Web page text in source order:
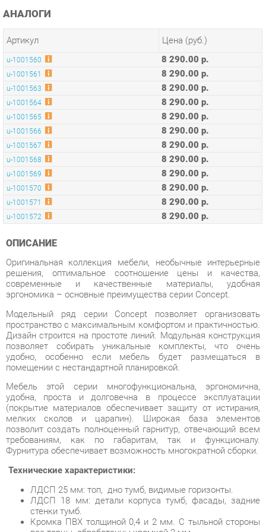
u-1001561 8 290.00 р.
8 290.00 р.
8 290.00 р.
8 290.00 р.
u-1001567 8 290.00 р.
u-1001568 8 290.00 р.
u-1001569 8 290.00 р.
u-1001570 8 290.00 р.
u-1001571 8 290.00 р.
u-1001572 8 290.00 р.
ОПИСАНИЕ
Оригинальная коллекция мебели, необычные интерьерные
современные и качественные материалы, удобная
Модельный ряд серии Concept позволяет организовать
пространство с максимальным комфортом и практичностью.
Дизайн строится на простоте линий. Модульная конструкция
позволяет собирать уникальные комплекты, что очень
удобно, особенно если мебель будет размещаться в
помещении с нестандартной планировкой.
Мебель этой серии многофункциональна, эргономична,
удобна, проста и долговечна в процессе эксплуатации
(покрытие материалов обеспечивает защиту от истирания,
мелких сколов и царапин). Широкая база элементов
позволит создать полноценный гарнитур, отвечающий всем
требованиям, как по габаритам, так и функционалу.
Фурнитура обеспечивает возможность многократной сборки.
Технические характеристики:
ЛДСП 25 мм: топ, дно тумб, видимые горизонты.
ЛДСП 18 мм: детали корпуса тумб, фасады, задние
стенки тумб.
Кромка ПВХ толщиной 0,4 и 2 мм. С тыльной стороны
Опоры: труба 50х25.
Направляющие ящиков: шариковые, полного
выдвижения без доводчиков, L=350 мм.
Колеса мобильных тумб: усиленные, прорезиненые